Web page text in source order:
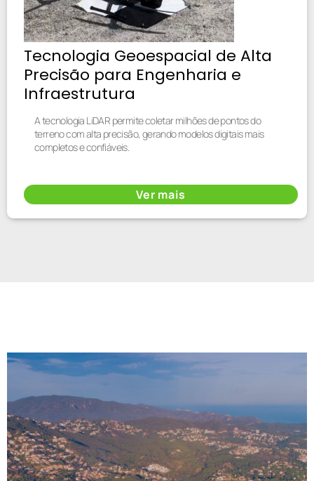
Tecnologia Geoespacial de Alta
Precisão para Engenharia e
Infraestrutura
A tecnologia LiDAR permite coletar milhões de pontos do
terreno com alta precisão, gerando modelos digitais mais
completos e confiáveis.
Ver mais